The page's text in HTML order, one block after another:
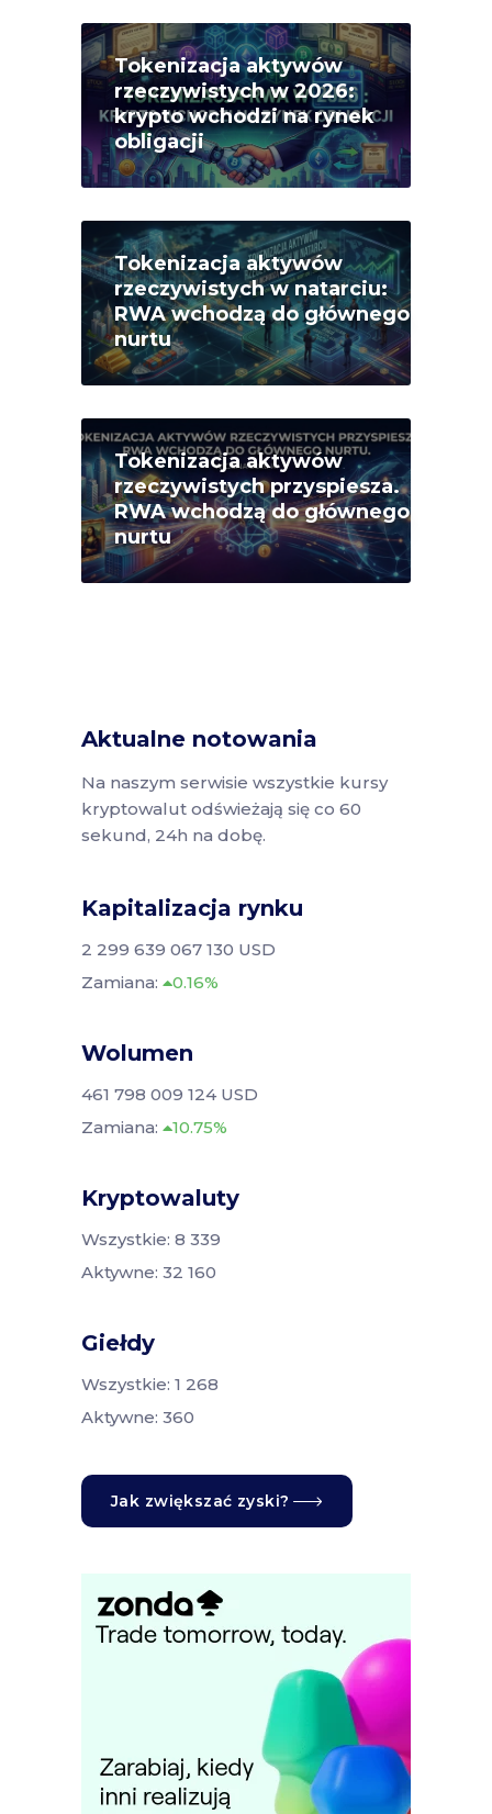
Tokenizacja aktywów
rzeczywistych w 2026:
krypto wchodzi na rynek
obligacji
Tokenizacja aktywów
rzeczywistych w natarciu:
RWA wchodzą do głównego
nurtu
Tokenizacja aktywów
rzeczywistych przyspiesza.
RWA wchodzą do głównego
nurtu
Aktualne notowania
Na naszym serwisie wszystkie kursy
kryptowalut odświeżają się co 60
sekund, 24h na dobę.
Kapitalizacja rynku
2 299 639 067 130 USD
Zamiana:
0.16%
Wolumen
461 798 009 124 USD
Zamiana:
10.75%
Kryptowaluty
Wszystkie: 8 339
Aktywne: 32 160
Giełdy
Wszystkie: 1 268
Aktywne: 360
Jak zwiększać zyski?